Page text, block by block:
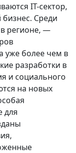
IT-сектор,
Среди
в регионе, —
уже более чем в
разработки в
и социального
на новых
для